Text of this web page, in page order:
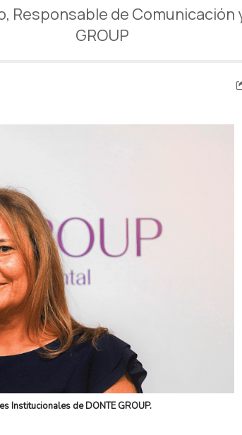
Responsable de
GROUP
Institucionales de DONTE GROUP.